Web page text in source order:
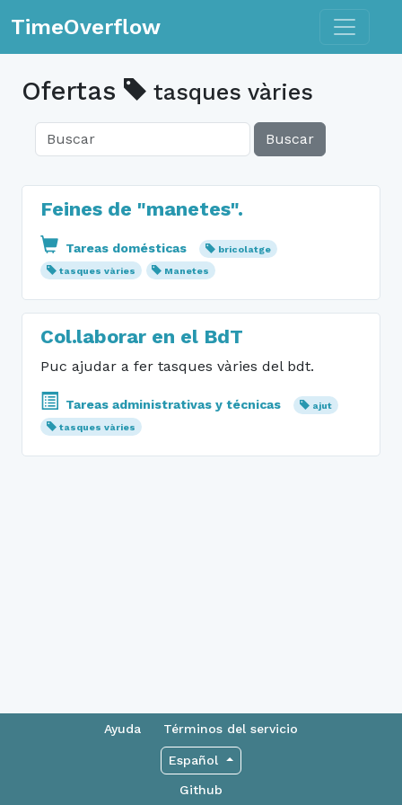
TimeOverflow Toggle
Ofertas tasques vàries
Buscar
Feines de "manetes".
Tareas domésticas
bricolatge
tasques vàries
Manetes
Col.laborar en el BdT
Puc ajudar a fer tasques vàries del bdt.
Tareas administrativas y técnicas
ajut
tasques vàries
Ayuda Términos del servicio
Español
Github